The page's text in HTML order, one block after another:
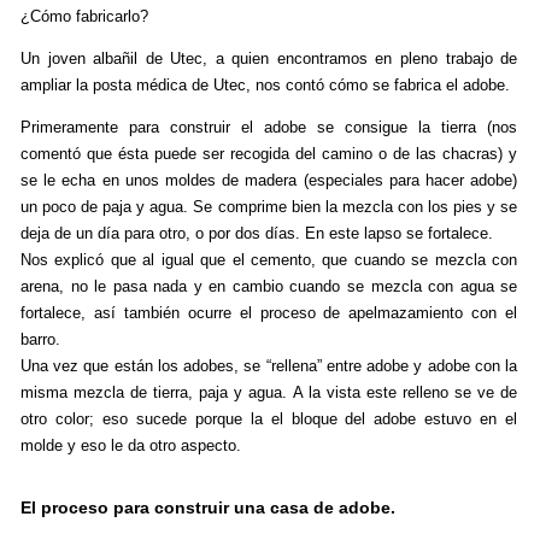
¿Cómo fabricarlo?
Un joven albañil de Utec, a quien encontramos en pleno trabajo de
ampliar la posta médica de Utec, nos contó cómo se fabrica el adobe.
Primeramente para construir el adobe se consigue la tierra (nos
comentó que ésta puede ser recogida del camino o de las chacras) y
se le echa en unos moldes de madera (especiales para hacer adobe)
un poco de paja y agua. Se comprime bien la mezcla con los pies y se
deja de un día para otro, o por dos días. En este lapso se fortalece.
Nos explicó que al igual que el cemento, que cuando se mezcla con
arena, no le pasa nada y en cambio cuando se mezcla con agua se
fortalece, así también ocurre el proceso de apelmazamiento con el
barro.
Una vez que están los adobes, se “rellena” entre adobe y adobe con la
misma mezcla de tierra, paja y agua. A la vista este relleno se ve de
otro color; eso sucede porque la el bloque del adobe estuvo en el
molde y eso le da otro aspecto.
El proceso para construir una casa de adobe.